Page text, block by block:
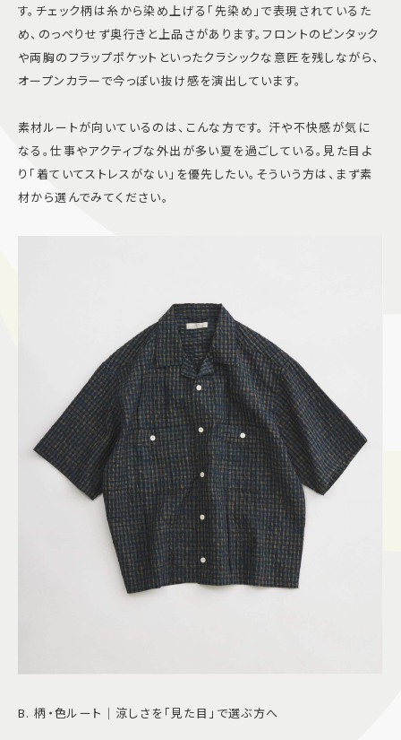
す。チェック柄は糸から染め上げる「先染め」で表現されているた
め、のっぺりせず奥行きと上品さがあります。フロントのピンタック
や両胸のフラップポケットといったクラシックな意匠を残しながら、
オープンカラーで今っぽい抜け感を演出しています。
素材ルートが向いているのは、こんな方です。 汗や不快感が気に
なる。仕事やアクティブな外出が多い夏を過ごしている。見た目よ
り「着ていてストレスがない」を優先したい。そういう方は、まず素
材から選んでみてください。
B. 柄・色ルート｜涼しさを「見た目」で選ぶ方へ